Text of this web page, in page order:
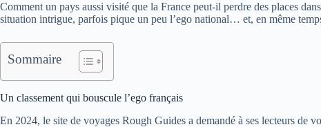
Comment un pays aussi visité que la France peut-il perdre des places
situation intrigue, parfois pique un peu l’ego national… et, en même
Sommaire
Un classement qui bouscule l’ego français
En 2024, le site de voyages Rough Guides a demandé à ses lecteurs de